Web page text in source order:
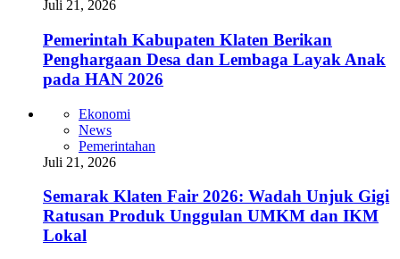
Juli 21, 2026
Pemerintah Kabupaten Klaten Berikan
Penghargaan Desa dan Lembaga Layak Anak
pada HAN 2026
Ekonomi
News
Pemerintahan
Juli 21, 2026
Semarak Klaten Fair 2026: Wadah Unjuk Gigi
Ratusan Produk Unggulan UMKM dan IKM
Lokal